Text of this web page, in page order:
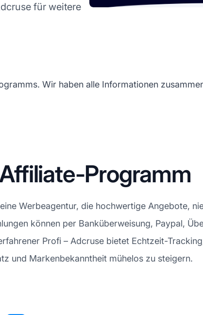
für weitere
Wir haben alle Informationen
Programm
Werbeagentur, die hochwertige Angebote,
können per Banküberweisung, Paypal,
Profi – Adcruse bietet Echtzeit-
und Markenbekanntheit mühelos zu steigern.